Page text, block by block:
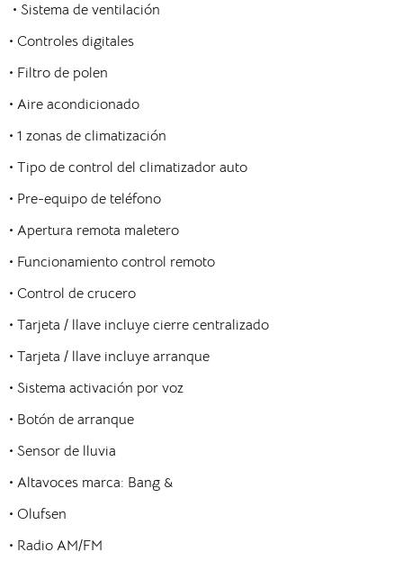
• Sistema de ventilación
• Controles digitales
• Filtro de polen
• Aire acondicionado
• 1 zonas de climatización
• Tipo de control del climatizador auto
• Pre-equipo de teléfono
• Apertura remota maletero
• Funcionamiento control remoto
• Control de crucero
• Tarjeta / llave incluye cierre centralizado
• Tarjeta / llave incluye arranque
• Sistema activación por voz
• Botón de arranque
• Sensor de lluvia
• Altavoces marca: Bang &
• Olufsen
• Radio AM/FM